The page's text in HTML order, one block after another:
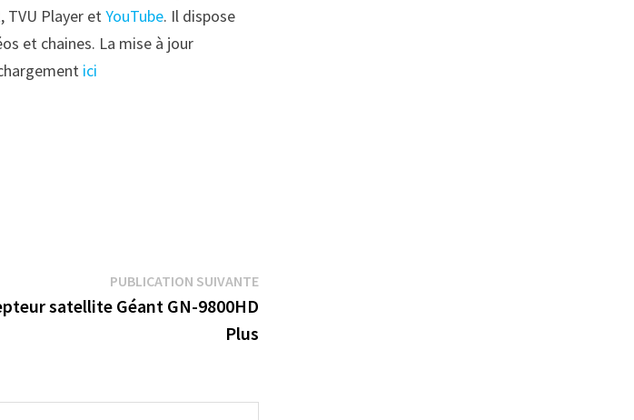
TVU Player etYouTube. Il dispose
et chaines. La mise à jour
ici
PUBLICATION SUIVANTEPublication
suivante :
satellite Géant GN-9800HD
Plus